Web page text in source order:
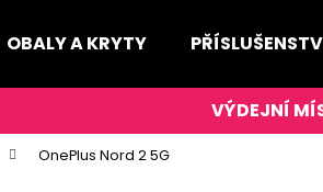
OBALY A KRYTY
OnePlus Nord 2 5G
Co potřebujete